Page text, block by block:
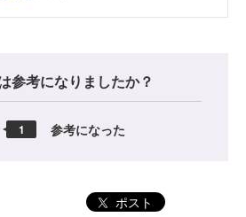
参考になりましたか？
1 参考になった
ポスト